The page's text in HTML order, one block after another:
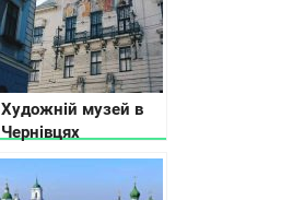
Художній музей в
Чернівцях